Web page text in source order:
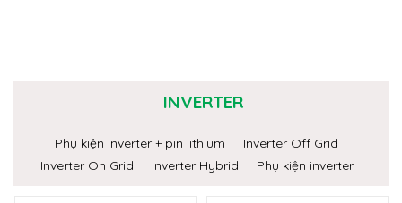
INVERTER
Phụ kiện inverter + pin lithium
Inverter Off Grid
Inverter On Grid
Inverter Hybrid Phụ kiện inverter